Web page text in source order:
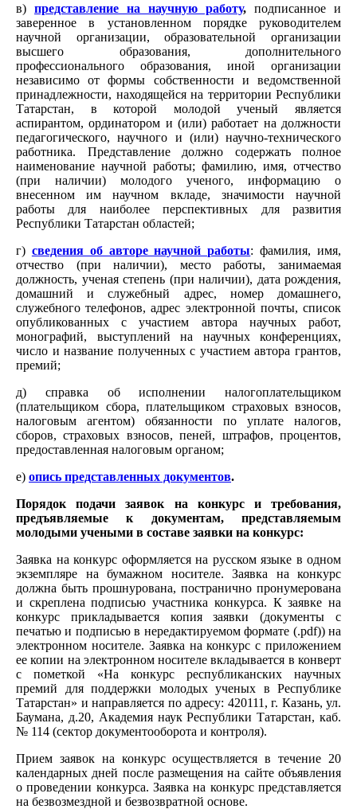
в) представление на научную работу, подписанное и
заверенное в установленном порядке руководителем
научной организации, образовательной организации
высшего образования, дополнительного
профессионального образования, иной организации
независимо от формы собственности и ведомственной
принадлежности, находящейся на территории Республики
Татарстан, в которой молодой ученый является
аспирантом, ординатором и (или) работает на должности
педагогического, научного и (или) научно-технического
работника. Представление должно содержать полное
наименование научной работы; фамилию, имя, отчество
(при наличии) молодого ученого, информацию о
внесенном им научном вкладе, значимости научной
работы для наиболее перспективных для развития
Республики Татарстан областей;
г) сведения об авторе научной работы: фамилия, имя,
отчество (при наличии), место работы, занимаемая
должность, ученая степень (при наличии), дата рождения,
домашний и служебный адрес, номер домашнего,
служебного телефонов, адрес электронной почты, список
опубликованных с участием автора научных работ,
монографий, выступлений на научных конференциях,
число и название полученных с участием автора грантов,
премий;
д) справка об исполнении налогоплательщиком
(плательщиком сбора, плательщиком страховых взносов,
налоговым агентом) обязанности по уплате налогов,
сборов, страховых взносов, пеней, штрафов, процентов,
предоставленная налоговым органом;
е) опись представленных документов.
Порядок подачи заявок на конкурс и требования,
предъявляемые к документам, представляемым
молодыми учеными в составе заявки на конкурс:
Заявка на конкурс оформляется на русском языке в одном
экземпляре на бумажном носителе. Заявка на конкурс
должна быть прошнурована, постранично пронумерована
и скреплена подписью участника конкурса. К заявке на
конкурс прикладывается копия заявки (документы с
печатью и подписью в нередактируемом формате (.pdf)) на
электронном носителе. Заявка на конкурс с приложением
ее копии на электронном носителе вкладывается в конверт
с пометкой «На конкурс республиканских научных
премий для поддержки молодых ученых в Республике
Татарстан» и направляется по адресу: 420111, г. Казань, ул.
Баумана, д.20, Академия наук Республики Татарстан, каб.
№ 114 (сектор документооборота и контроля).
Прием заявок на конкурс осуществляется в течение 20
календарных дней после размещения на сайте объявления
о проведении конкурса. Заявка на конкурс представляется
на безвозмездной и безвозвратной основе.